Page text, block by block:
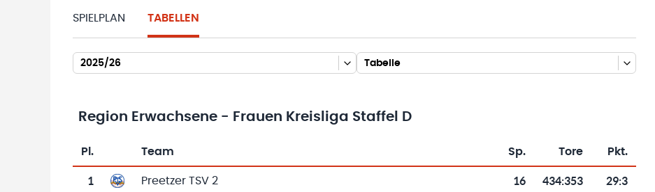
SPIELPLAN TABELLEN
2025/26 Tabelle
Region Erwachsene - Frauen Kreisliga Staffel D
Tabelle mit Vereinsplatzierungen, Spielen, Toren und Punkten
Pl. Team Sp. Tore Pkt.
1 Preetzer TSV 2 16 434:353 29:3